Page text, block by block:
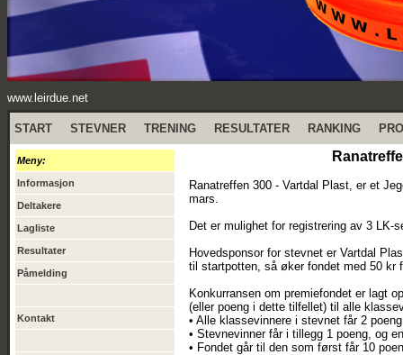
www.leirdue.net
START STEVNER TRENING RESULTATER RANKING
Meny:
Informasjon
Deltakere
Lagliste
Resultater
Påmelding
Kontakt
Ranatreffen 300 - Vartdal Plast, er et
mars.
Det er mulighet for registrering av 3 LK-
Hovedsponsor for stevnet er Vartdal
til startpotten, så øker fondet med 50 kr
Konkurransen om premiefondet er lagt
(eller poeng i dette tilfellet) til alle
• Alle klassevinnere i stevnet får 2 poeng
• Stevnevinner får i tillegg 1 poeng, og
• Fondet går til den som først får 10